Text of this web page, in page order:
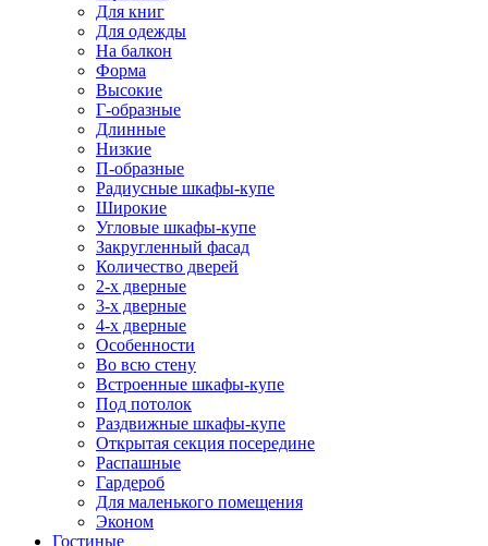
Для книг
Для одежды
На балкон
Форма
Высокие
Г-образные
Длинные
Низкие
П-образные
Радиусные шкафы-купе
Широкие
Угловые шкафы-купе
Закругленный фасад
Количество дверей
2-х дверные
3-х дверные
4-х дверные
Особенности
Во всю стену
Встроенные шкафы-купе
Под потолок
Раздвижные шкафы-купе
Открытая секция посередине
Распашные
Гардероб
Для маленького помещения
Эконом
Гостиные